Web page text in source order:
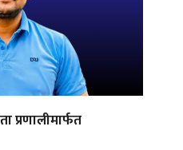
प्रणालीमार्फत